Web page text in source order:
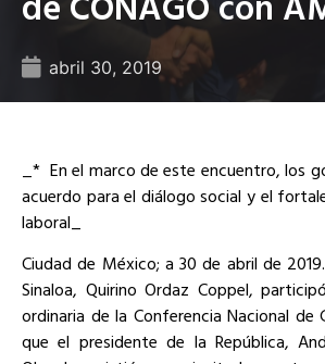
abril 30, 2019
_* En el marco de este encuentro, los
acuerdo para el diálogo social y el
laboral_
Ciudad de México; a 30 de abril de
Sinaloa, Quirino Ordaz Coppel,
ordinaria de la Conferencia Nacional de
que el presidente de la República,